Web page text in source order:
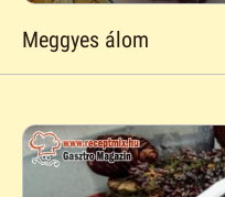
Meggyes álom